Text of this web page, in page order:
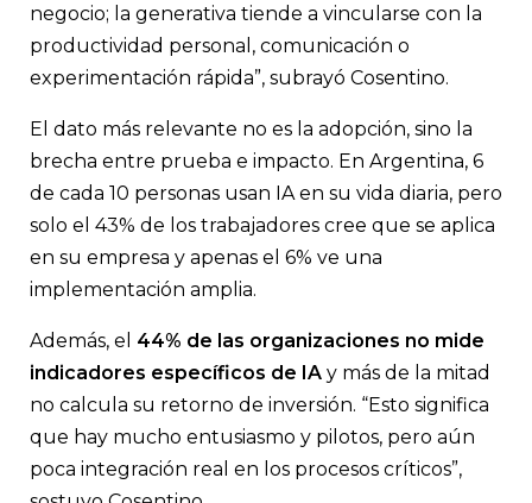
negocio; la generativa tiende a vincularse con la
productividad personal, comunicación o
experimentación rápida”, subrayó Cosentino.
El dato más relevante no es la adopción, sino la
brecha entre prueba e impacto. En Argentina, 6
de cada 10 personas usan IA en su vida diaria, pero
solo el 43% de los trabajadores cree que se aplica
en su empresa y apenas el 6% ve una
implementación amplia.
Además, el 44% de las organizaciones no mide
indicadores específicos de IA y más de la mitad
no calcula su retorno de inversión. “Esto significa
que hay mucho entusiasmo y pilotos, pero aún
poca integración real en los procesos críticos”,